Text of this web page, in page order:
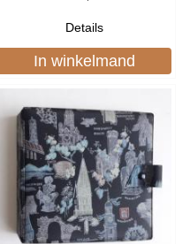
Details
In winkelmand